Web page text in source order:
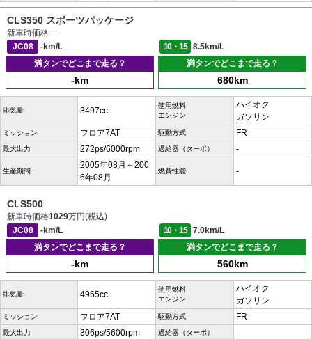
CLS350 スポーツパッケージ
新車時価格---
JC08
-km/L 10・15
8.5km/L
満タンでどこまで走る？
-km
満タンでどこまで走る？
680km
排気量 3497cc
使用燃料
エンジン
ハイオク
ガソリン
ミッション フロア7AT 駆動方式 FR
最大出力 272ps/6000rpm 過給器（ターボ） -
生産期間
2005年08月～200
6年08月
燃費性能 -
CLS500
新車時価格1029万円(税込)
JC08
-km/L 10・15
7.0km/L
満タンでどこまで走る？
-km
満タンでどこまで走る？
560km
排気量 4965cc
使用燃料
エンジン
ハイオク
ガソリン
ミッション フロア7AT 駆動方式 FR
最大出力 306ps/5600rpm 過給器（ターボ） -